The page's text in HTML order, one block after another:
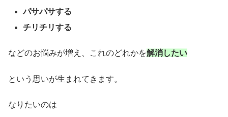
パサパサする
チリチリする
などのお悩みが増え、これのどれかを解消したい
という思いが生まれてきます。
なりたいのは